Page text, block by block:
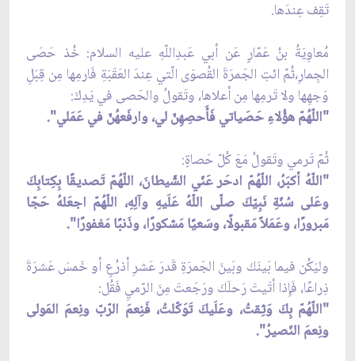
تَقِف عِندَها.
مُعاوِيَةُ بنُ عَمّارٍ عَن أبي عَبدِاللّهِ عليه السلام: خُذ حَصَى
الجِمارِ،ثُمّ ائتِ الجَمرَةَ القُصوَى الّتي عِندَ العَقَبَةِ فَارمِها مِن قِبَلِ
وَجهِها ولا تَرمِها مِن أعلاها، وتَقولُ والحَصى في يَدِكَ:
"اللّهُمّ هؤُلاءِ حَصَياتي فَأَحصِهِنّ لي، وارفَعهُنّ في عَمَلي".
ثُمّ تَرمي وتَقولُ مَعَ كُلّ حَصاةٍ:
"اللّهُ أكبَرُ، اللّهُمّ ادحَر عَنّي الشّيطانَ، اللّهُمّ تَصديقًا بِكِتابِكَ
وعَلى سُنّةِ نَبِيّكَ صلّى اللّهُ عَلَيهِ وآلِهِ، اللّهُمّ اجعَلهُ حَجّا
مَبرورًا، وعَمَلاً مَقبولًا، وسَعيًا مَشكورًا، وذَنبًا مَغفورًا".
وليَكُن فيما بَينَكَ وبَينَ الجَمرَةِ قَدرَ عَشرِ أذرُعٍ أو خَمسَ عَشرَةَ
ذِراعًا، فَإِذا أتَيتَ رَحلَكَ ورَجَعتَ مِنَ الرّميِ فَقُل:
"اللّهُمّ بِكَ وَثِقتُ، وعَلَيكَ تَوَكّلتُ، فَنِعمَ الرّبّ ونِعمَ المَولى
ونِعمَ النّصيرُ".